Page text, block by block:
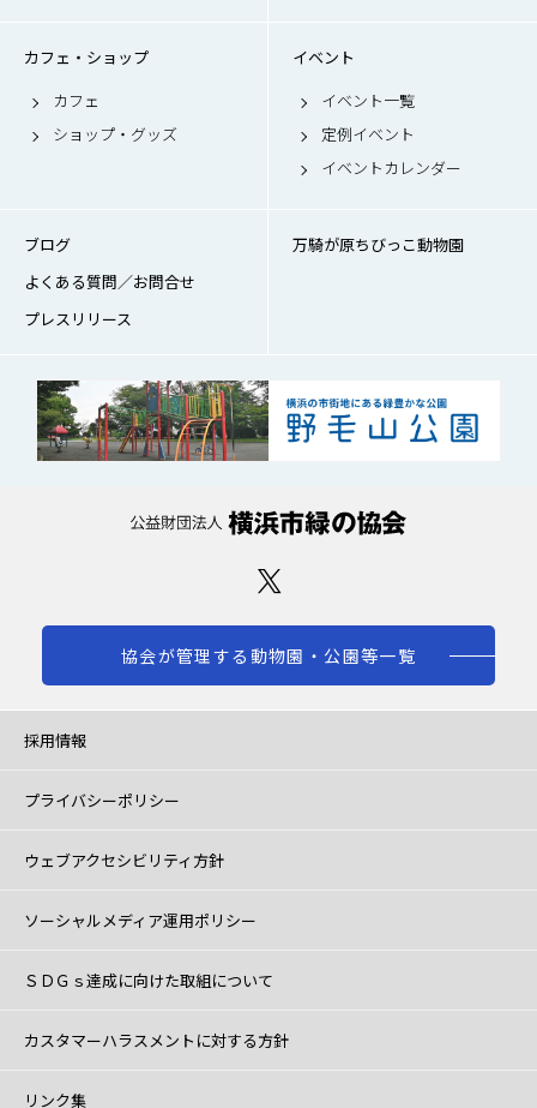
カフェ・ショップ
カフェ
ショップ・グッズ
イベント
イベント一覧
定例イベント
イベントカレンダー
ブログ
よくある質問／お問合せ
プレスリリース
万騎が原ちびっこ動物園
協会が管理する動物園・公園等一覧
採用情報
プライバシーポリシー
ウェブアクセシビリティ方針
ソーシャルメディア運用ポリシー
ＳＤＧｓ達成に向けた取組について
カスタマーハラスメントに対する方針
リンク集